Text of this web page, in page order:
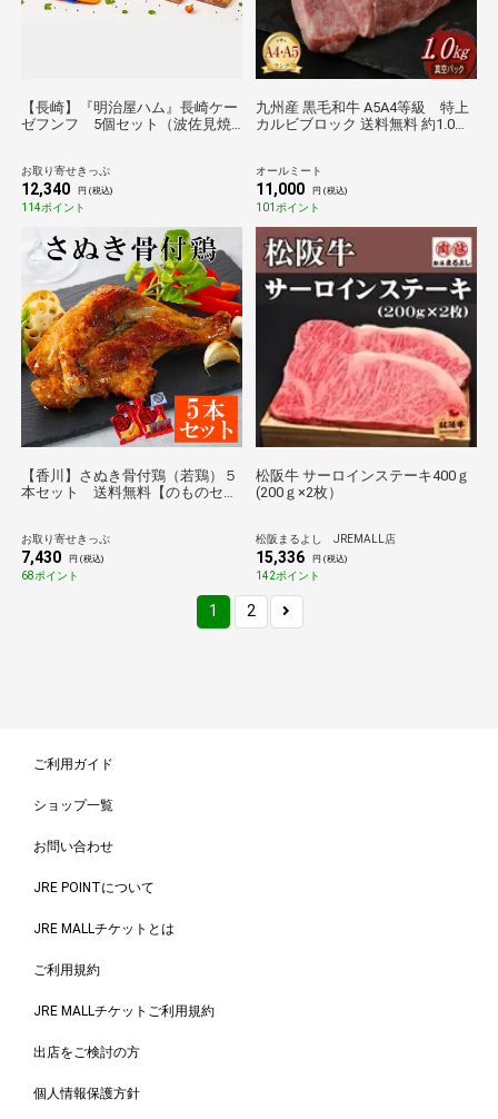
【長崎】『明治屋ハム』長崎ケー
ゼフンフ 5個セット（波佐見焼
お取り寄せきっぷ
12,340 円 (税込)
114ポイント
九州産 黒毛和牛 A5A4等級 特上
カルビブロック 送料無料 約1.0ｋ
オールミート
11,000 円 (税込)
101ポイント
【香川】さぬき骨付鶏（若鶏）５
本セット 送料無料【のものセレ
お取り寄せきっぷ
7,430 円 (税込)
68ポイント
松阪牛 サーロインステーキ400ｇ
(200ｇ×2枚）
松阪まるよし JREMALL店
15,336 円 (税込)
142ポイント
1 2
ご利用ガイド
ショップ一覧
お問い合わせ
JRE POINTについて
JRE MALLチケットとは
ご利用規約
JRE MALLチケットご利用規約
出店をご検討の方
個人情報保護方針